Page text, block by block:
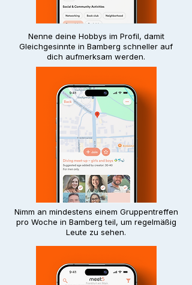
Nenne deine Hobbys im Profil, damit
Gleichgesinnte in Bamberg schneller auf
dich aufmerksam werden.
Nimm an mindestens einem Gruppentreffen
pro Woche in Bamberg teil, um regelmäßig
Leute zu sehen.